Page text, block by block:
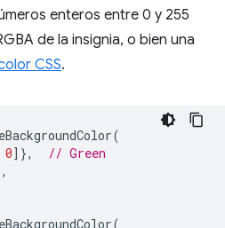
enteros entre 0 y 255
de la insignia, o bien una
CSS.
(
0]},
// Green
(